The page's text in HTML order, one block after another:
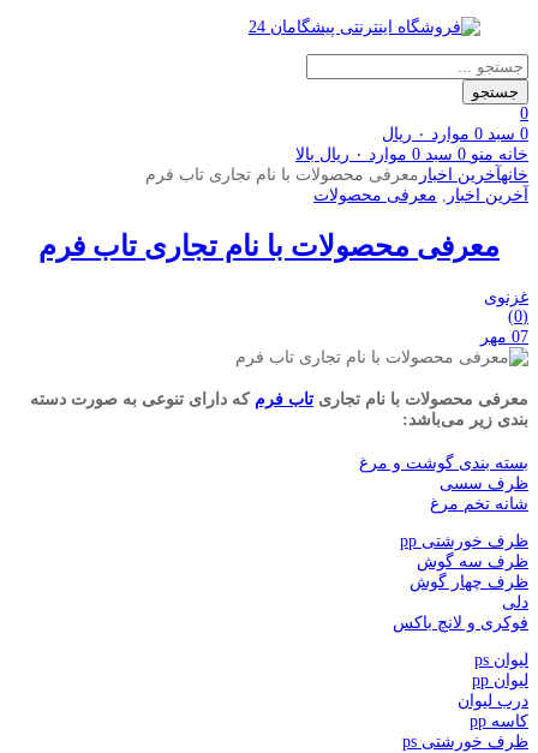
Products
search
جستجو
0
0 سبد 0 موارد ۰ ریال
خانه منو 0 سبد 0 موارد ۰ ریال بالا
خانهآخرین اخبار معرفی محصولات با نام تجاری تاب فرم
آخرین اخبار , معرفی محصولات
معرفی محصولات با نام تجاری تاب فرم
غزنوی
(0)
07 مهر
معرفی محصولات با نام تجاری تاب فرم که دارای تنوعی به صورت دسته
بندی زیر می‌باشد:
بسته بندی گوشت و مرغ
ظرف سسی
شانه تخم مرغ
ظرف خورشتی pp
ظرف سه گوش
ظرف چهار گوش
دلی
فوکری و لانچ باکس
لیوان ps
لیوان pp
درب لیوان
کاسه pp
ظرف خورشتی ps